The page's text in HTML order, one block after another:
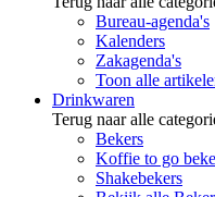
Bureau-agenda's
Kalenders
Zakagenda's
Toon alle
Drinkwaren
Terug naar alle
Bekers
Koffie to go
Shakebekers